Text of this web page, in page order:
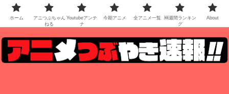
ホーム
アニつぶちゃん
ねる
Youtubeアンテ
ナ
今期アニメ 全アニメ一覧
🆕週間ランキン
グ
About